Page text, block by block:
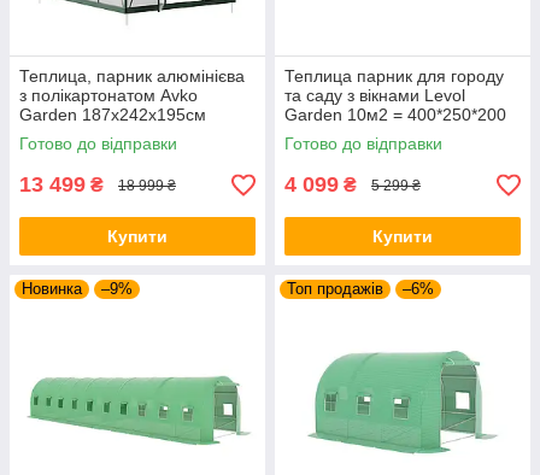
Теплица, парник алюмінієва
з полікартонатом Avko
Garden 187x242x195см
зелена
Готово до відправки
13 499 ₴ 18 999 ₴
Купити
Теплица парник для городу
та саду з вікнами Levol
Garden 10м2 = 400*250*200
Готово до відправки
4 099 ₴ 5 299 ₴
Купити
Новинка –9% Топ продажів –6%